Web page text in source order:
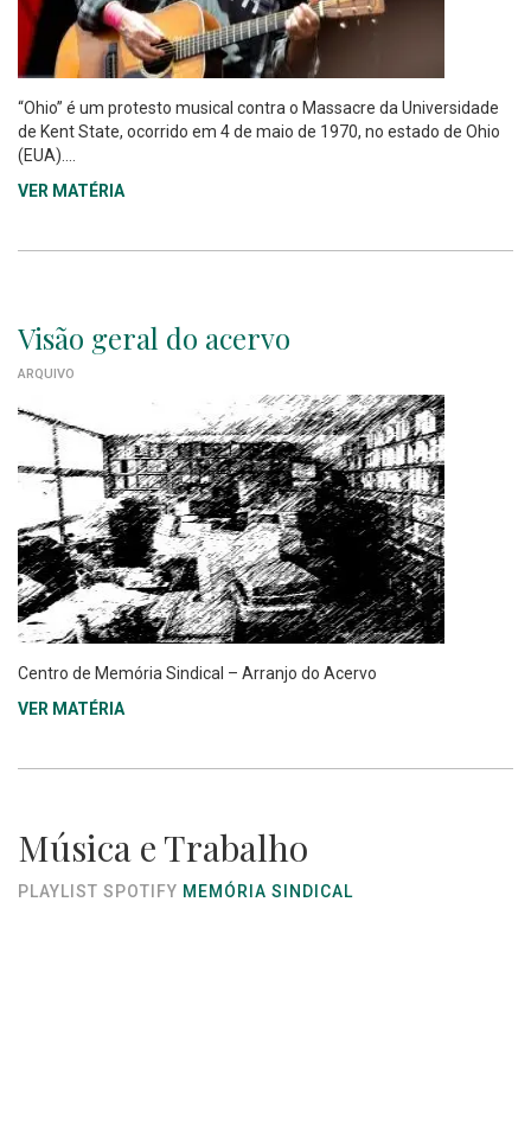
“Ohio” é um protesto musical contra o Massacre da Universidade
de Kent State, ocorrido em 4 de maio de 1970, no estado de Ohio
(EUA)....
VER MATÉRIA
Visão geral do acervo
ARQUIVO
Centro de Memória Sindical – Arranjo do Acervo
VER MATÉRIA
Música e Trabalho
PLAYLIST SPOTIFY MEMÓRIA SINDICAL